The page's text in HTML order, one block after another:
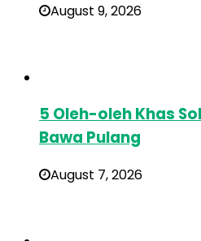
August 9, 2026
5 Oleh-oleh Khas
Bawa Pulang
August 7, 2026